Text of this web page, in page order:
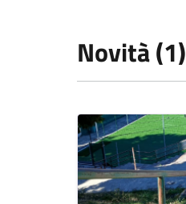
Novità (1)